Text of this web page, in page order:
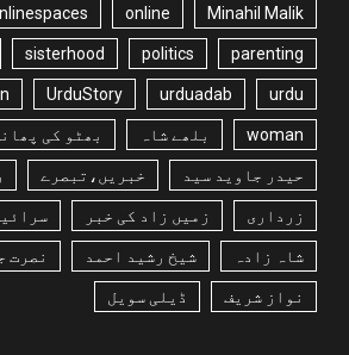
Minahil Malik
online
parenting
politics
sisterhood
urdu
urduadab
UrduStory
woman بلھے شاہ بھٹو کی
حیدر جاوید سید خبریں،تبصرے
زرداری زمیں زاد کی خبر
شاہ زادہ شیخ رشید احمد نصرت
نواز شریف ڈیلی سویل